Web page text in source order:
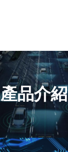
產品介紹